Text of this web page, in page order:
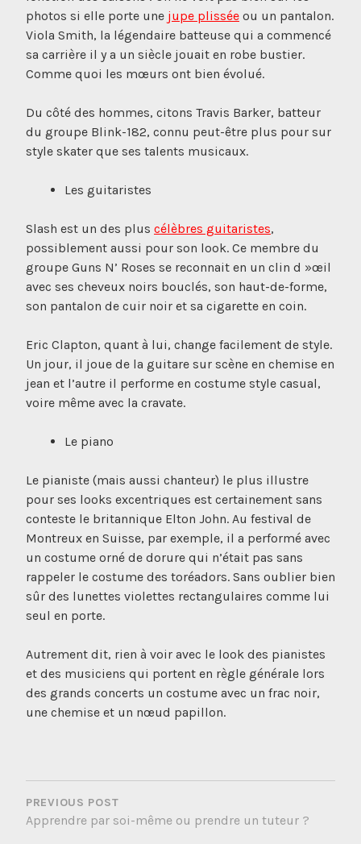
photos si elle porte une jupe plissée ou un pantalon.
Viola Smith, la légendaire batteuse qui a commencé
sa carrière il y a un siècle jouait en robe bustier.
Comme quoi les mœurs ont bien évolué.
Du côté des hommes, citons Travis Barker, batteur
du groupe Blink-182, connu peut-être plus pour sur
style skater que ses talents musicaux.
Les guitaristes
Slash est un des plus célèbres guitaristes,
possiblement aussi pour son look. Ce membre du
groupe Guns N’ Roses se reconnait en un clin d »œil
avec ses cheveux noirs bouclés, son haut-de-forme,
son pantalon de cuir noir et sa cigarette en coin.
Eric Clapton, quant à lui, change facilement de style.
Un jour, il joue de la guitare sur scène en chemise en
jean et l’autre il performe en costume style casual,
voire même avec la cravate.
Le piano
Le pianiste (mais aussi chanteur) le plus illustre
pour ses looks excentriques est certainement sans
conteste le britannique Elton John. Au festival de
Montreux en Suisse, par exemple, il a performé avec
un costume orné de dorure qui n’était pas sans
rappeler le costume des toréadors. Sans oublier bien
sûr des lunettes violettes rectangulaires comme lui
seul en porte.
Autrement dit, rien à voir avec le look des pianistes
et des musiciens qui portent en règle générale lors
des grands concerts un costume avec un frac noir,
une chemise et un nœud papillon.
NAVIGATION
DE
L’ARTICLE
PREVIOUS POST
Apprendre par soi-même ou prendre un tuteur ?